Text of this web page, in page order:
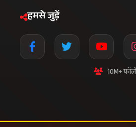
प्रीमियम
विशेष रिपोर्ट्स और